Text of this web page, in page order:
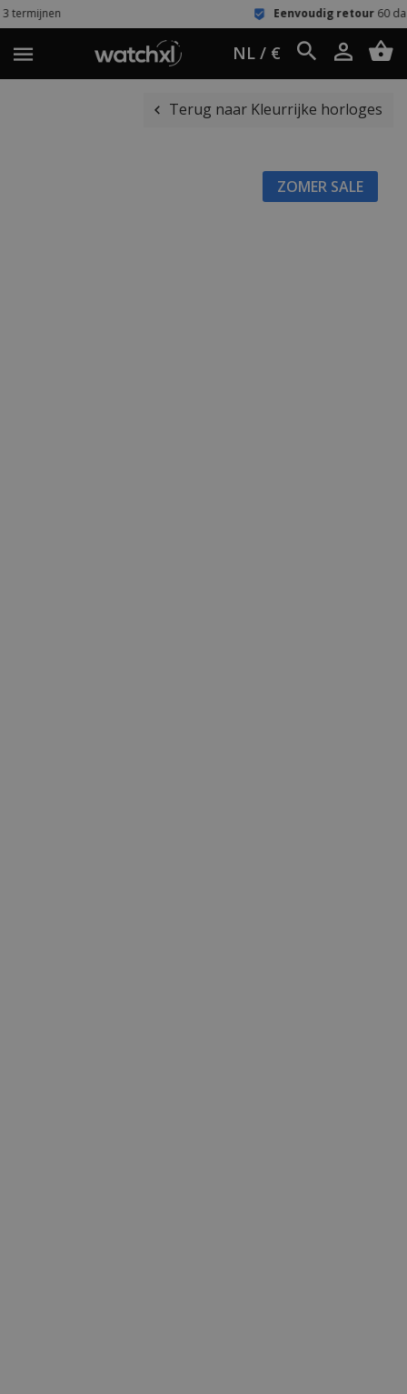
Eenvoudig retour60 dagen bedenktijd
NL / €
Terug naar Kleurrijke horloges
ZOMER SALE